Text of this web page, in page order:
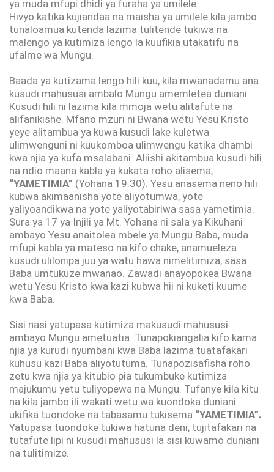
ya muda mfupi dhidi ya furaha ya umilele.
Hivyo katika kujiandaa na maisha ya umilele kila jambo
tunaloamua kutenda lazima tulitende tukiwa na
malengo ya kutimiza lengo la kuufikia utakatifu na
ufalme wa Mungu.
Baada ya kutizama lengo hili kuu, kila mwanadamu ana
kusudi mahususi ambalo Mungu amemletea duniani.
Kusudi hili ni lazima kila mmoja wetu alitafute na
alifanikishe. Mfano mzuri ni Bwana wetu Yesu Kristo
yeye alitambua ya kuwa kusudi lake kuletwa
ulimwenguni ni kuukomboa ulimwengu katika dhambi
kwa njia ya kufa msalabani. Aliishi akitambua kusudi hili
na ndio maana kabla ya kukata roho alisema,
“YAMETIMIA” (Yohana 19:30). Yesu anasema neno hili
kubwa akimaanisha yote aliyotumwa, yote
yaliyoandikwa na yote yaliyotabiriwa sasa yametimia.
Sura ya 17 ya Injili ya Mt. Yohana ni sala ya Kikuhani
ambayo Yesu anaitolea mbele ya Mungu Baba, muda
mfupi kabla ya mateso na kifo chake, anamueleza
kusudi ulilonipa juu ya watu hawa nimelitimiza, sasa
Baba umtukuze mwanao. Zawadi anayopokea Bwana
wetu Yesu Kristo kwa kazi kubwa hii ni kuketi kuume
kwa Baba.
Sisi nasi yatupasa kutimiza makusudi mahususi
ambayo Mungu ametuatia. Tunapokiangalia kifo kama
njia ya kurudi nyumbani kwa Baba lazima tuatafakari
kuhusu kazi Baba aliyotutuma. Tunapozisafisha roho
zetu kwa njia ya kitubio pia tukumbuke kutimiza
majukumu yetu tuliyopewa na Mungu. Tufanye kila kitu
na kila jambo ili wakati wetu wa kuondoka duniani
ukifika tuondoke na tabasamu tukisema “YAMETIMIA”.
Yatupasa tuondoke tukiwa hatuna deni; tujitafakari na
tutafute lipi ni kusudi mahususi la sisi kuwamo duniani
na tulitimize.